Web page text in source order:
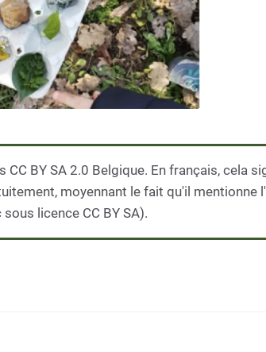
BY SA 2.0 Belgique. En français, cela
moyennant le fait qu'il mentionne
licence CC BY SA).